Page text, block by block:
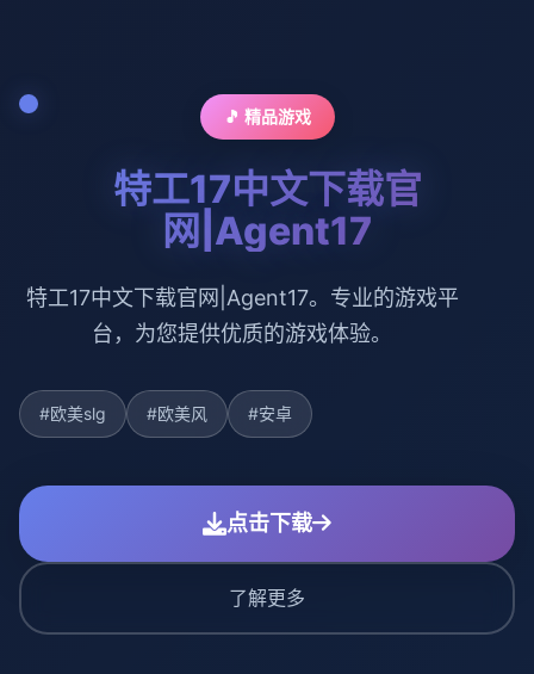
🎵 精品游戏
特工17中文下载官
网|Agent17
特工17中文下载官网|Agent17。专业的游戏平
台，为您提供优质的游戏体验。
#欧美slg #欧美风 #安卓
点击下载
了解更多